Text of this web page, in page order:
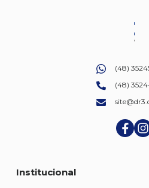
(48)
(48)
Institucional